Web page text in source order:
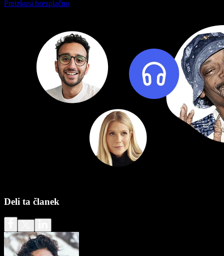
Preizkusi brezplačno
Deli ta članek